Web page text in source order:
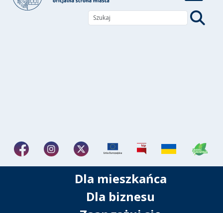
Dla mieszkańca
Dla biznesu